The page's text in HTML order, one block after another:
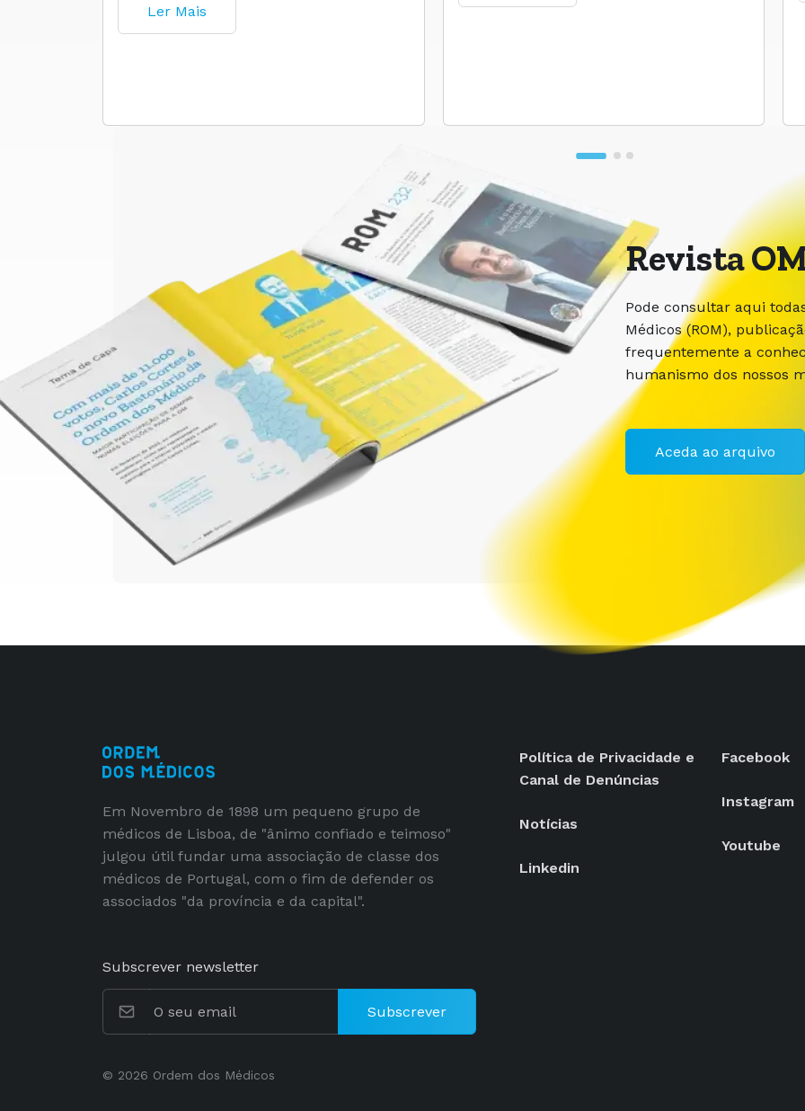
Ler Mais
Revista
Pode consultar aqui
Médicos (ROM),
frequentemente a
humanismo dos nossos
Aceda ao arquivo
Em Novembro de 1898 um pequeno grupo de
médicos de Lisboa, de "ânimo confiado e teimoso"
julgou útil fundar uma associação de classe dos
médicos de Portugal, com o fim de defender os
associados "da província e da capital".
Subscrever newsletter
Subscrever
Política de Privacidade e
Canal de Denúncias
Notícias
Linkedin
Facebook
Instagram
Youtube
© 2026 Ordem dos Médicos